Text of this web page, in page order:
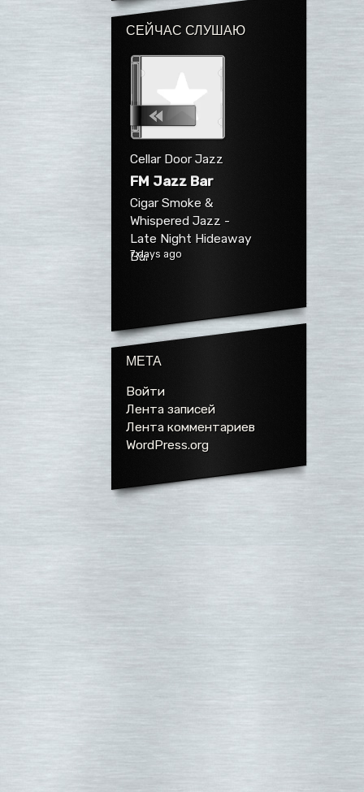
СЕЙЧАС СЛУШАЮ
Cellar Door Jazz
FM Jazz Bar
Cigar Smoke &
Whispered Jazz -
Late Night Hideaway
Bar
7 days ago
МЕТА
Войти
Лента записей
Лента комментариев
WordPress.org